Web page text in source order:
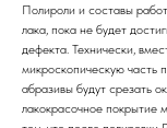
Полироли и составы
лака, пока не будет
дефекта. Технически,
микроскопическую часть
абразивы будут срезать
лакокрасочное покрытие